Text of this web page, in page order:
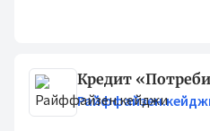
Кредит